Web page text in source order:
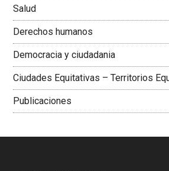
Salud
Derechos humanos
Democracia y ciudadania
Ciudades Equitativas – Territorios
Publicaciones